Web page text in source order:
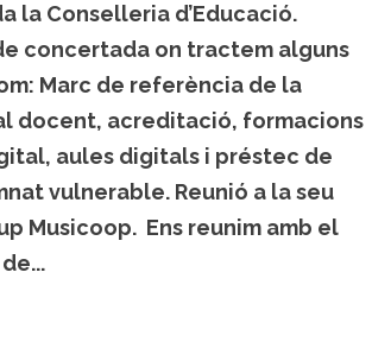
la Conselleria d’Educació.
concertada on tractem alguns
Marc de referència de la
docent, acreditació, formacions
aules digitals i préstec de
vulnerable. Reunió a la seu
Musicoop. Ens reunim amb el